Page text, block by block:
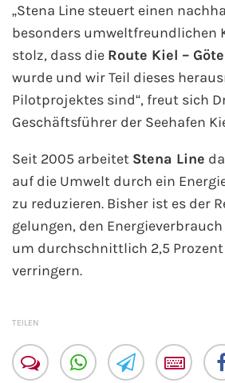
Costa Kreuzfahrten
Phoenix Reisen
Hapag-Lloyd Cruises
Hurtigruten
Norwegian Cruise Line
Royal Caribbean International
Alle Reedereien
„Stena Line steuert einen
besonders umweltfreundlichen
stolz, dass die Route Kiel –
wurde und wir Teil dieses
Pilotprojektes sind“, freut sich
Geschäftsführer der Seehafen
Seit 2005 arbeitet Stena Line
auf die Umwelt durch ein
zu reduzieren. Bisher ist es der
gelungen, den
um durchschnittlich 2,5 Prozent
verringern.
TEILEN